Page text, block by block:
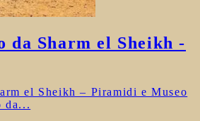
da Sharm el Sheikh -
el Sheikh – Piramidi e Museo
da...